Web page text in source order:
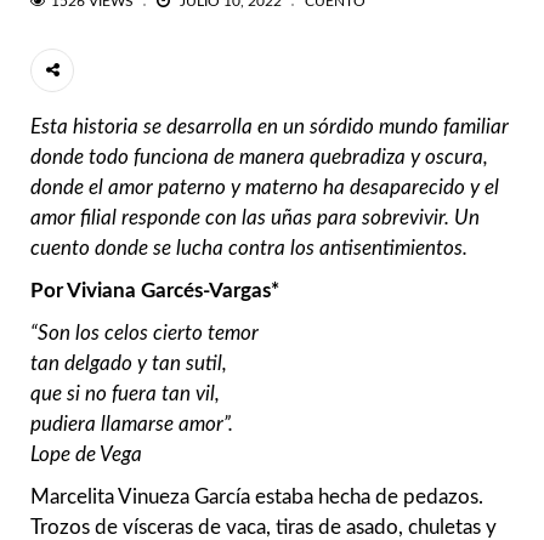
Esta historia se desarrolla en un sórdido mundo familiar
donde todo funciona de manera quebradiza y oscura,
donde el amor paterno y materno ha desaparecido y el
amor filial responde con las uñas para sobrevivir. Un
cuento donde se lucha contra los antisentimientos.
Por Viviana Garcés-Vargas*
“Son los celos cierto temor
tan delgado y tan sutil,
que si no fuera tan vil,
pudiera llamarse amor”.
Lope de Vega
Marcelita Vinueza García estaba hecha de pedazos.
Trozos de vísceras de vaca, tiras de asado, chuletas y